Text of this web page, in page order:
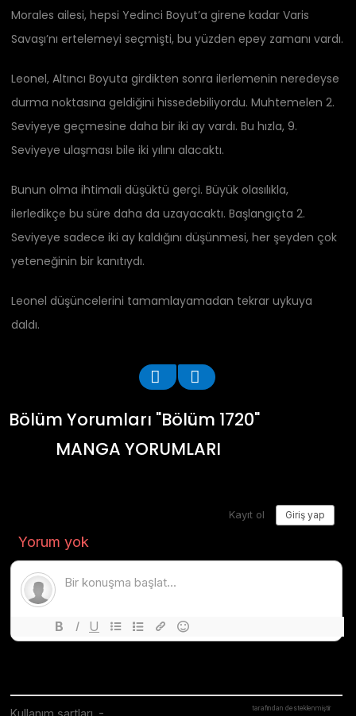
Morales ailesi, hepsi Yedinci Boyut’a girene kadar Varis
Savaşı’nı ertelemeyi seçmişti, bu yüzden epey zamanı vardı.
Leonel, Altıncı Boyuta girdikten sonra ilerlemenin neredeyse
durma noktasına geldiğini hissedebiliyordu. Muhtemelen 2.
Seviyeye geçmesine daha bir iki ay vardı. Bu hızla, 9.
Seviyeye ulaşması bile iki yılını alacaktı.
Bunun olma ihtimali düşüktü gerçi. Büyük olasılıkla,
ilerledikçe bu süre daha da uzayacaktı. Başlangıçta 2.
Seviyeye sadece iki ay kaldığını düşünmesi, her şeyden çok
yeteneğinin bir kanıtıydı.
Leonel düşüncelerini tamamlayamadan tekrar uykuya
daldı.
Bölüm Yorumları "Bölüm 1720"
MANGA YORUMLARI